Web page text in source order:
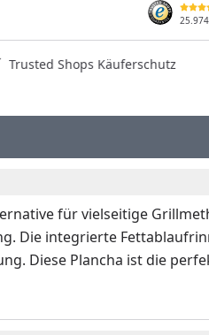
Trusted Shops Käuferschutz
für vielseitige
Die integrierte
Diese Plancha ist die